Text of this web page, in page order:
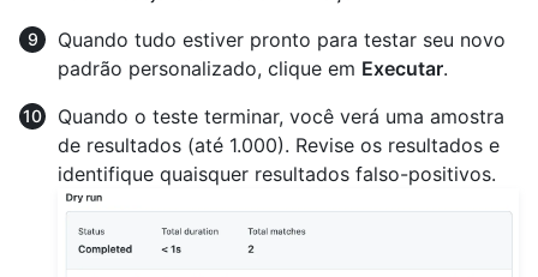
Quando tudo estiver pronto para testar seu novo
padrão personalizado, clique em Executar.
Quando o teste terminar, você verá uma amostra
de resultados (até 1.000). Revise os resultados e
identifique quaisquer resultados falso-positivos.